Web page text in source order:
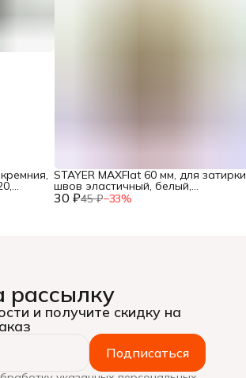
30 ₽45 ₽−33%
STAYER MAXFlat 60 мм, для затирки
швов эластичный, белый,
резиновый шпатель (1027-60),
рассылку
и получите скидку на
Подписаться